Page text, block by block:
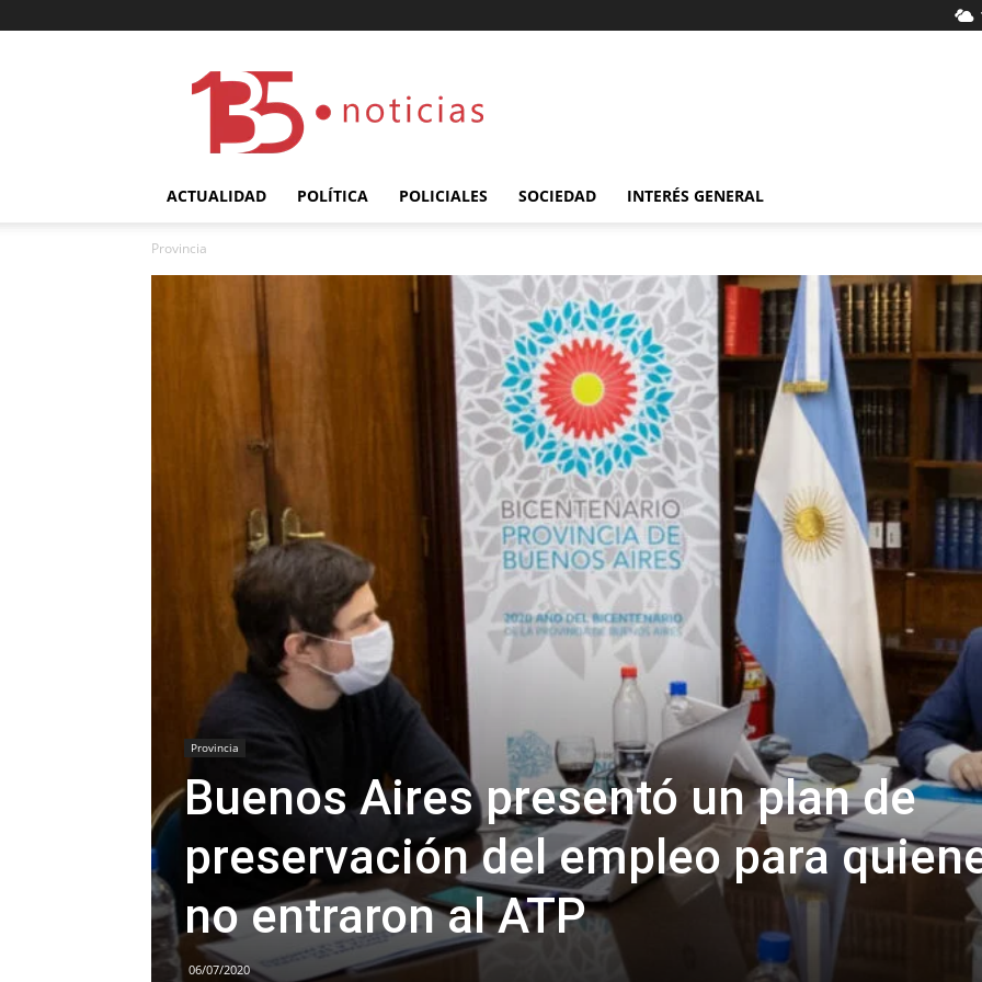
ACTUALIDAD POLÍTICA POLICIALES SOCIEDAD INTERÉS GENERAL
Provincia
Provincia
Buenos Aires presentó un plan de
preservación del empleo para
no entraron al ATP
06/07/2020